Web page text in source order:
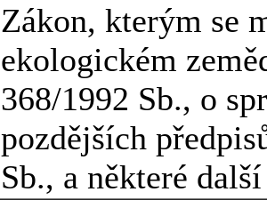
Zákon, kterým se
ekologickém
368/1992 Sb., o
pozdějších
Sb., a některé